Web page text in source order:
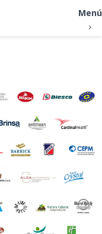
Menú